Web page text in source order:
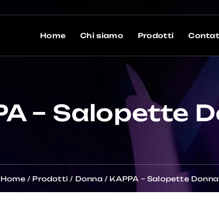
Home Chi siamo Prodotti
– Salopette
Home / Prodotti / Donna / KAPPA – Salopette Donna